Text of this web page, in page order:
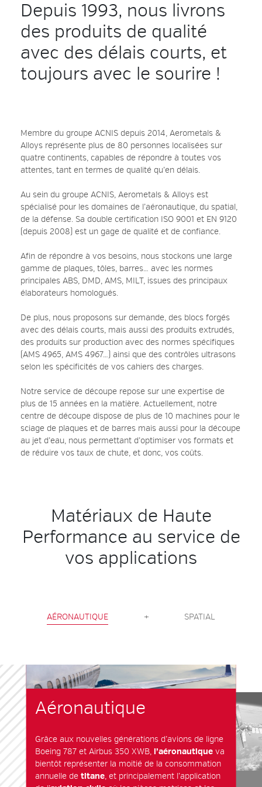
Depuis 1993, nous livrons
des produits de qualité
avec des délais courts, et
toujours avec le sourire !
Membre du groupe ACNIS depuis 2014, Aerometals &
Alloys représente plus de 80 personnes localisées sur
quatre continents, capables de répondre à toutes vos
attentes, tant en termes de qualité qu’en délais.
Au sein du groupe ACNIS, Aerometals & Alloys est
spécialisé pour les domaines de l’aéronautique, du spatial,
de la défense. Sa double certification ISO 9001 et EN 9120
(depuis 2008) est un gage de qualité et de confiance.
Afin de répondre à vos besoins, nous stockons une large
gamme de plaques, tôles, barres… avec les normes
principales ABS, DMD, AMS, MILT, issues des principaux
élaborateurs homologués.
De plus, nous proposons sur demande, des blocs forgés
avec des délais courts, mais aussi des produits extrudés,
des produits sur production avec des normes spécifiques
(AMS 4965, AMS 4967…) ainsi que des contrôles ultrasons
selon les spécificités de vos cahiers des charges.
Notre service de découpe repose sur une expertise de
plus de 15 années en la matière. Actuellement, notre
centre de découpe dispose de plus de 10 machines pour le
sciage de plaques et de barres mais aussi pour la découpe
au jet d’eau, nous permettant d’optimiser vos formats et
de réduire vos taux de chute, et donc, vos coûts.
Matériaux de Haute
Performance au service de
vos applications
AÉRONAUTIQUE + SPATIAL
Aéronautique
Grâce aux nouvelles générations d’avions de ligne
Boeing 787 et Airbus 350 XWB, l’aéronautiqueva
bientôt représenter la moitié de la consommation
annuelle de titane, et principalement l’application